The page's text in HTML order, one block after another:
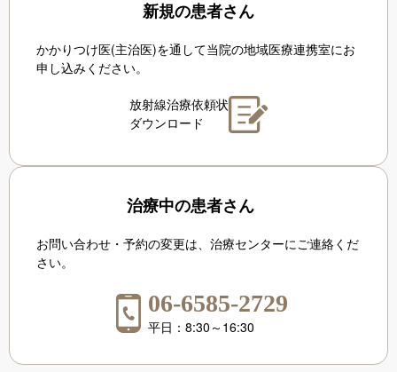
新規の患者さん
かかりつけ医(主治医)を通して当院の地域医療連携室にお
申し込みください。
放射線治療依頼状
ダウンロード
治療中の患者さん
お問い合わせ・予約の変更は、治療センターにご連絡くだ
さい。
06-6585-2729
平日：8:30～16:30